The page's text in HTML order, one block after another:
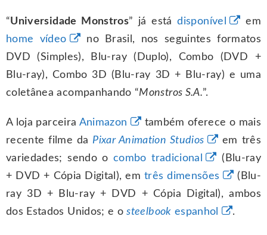
“Universidade Monstros” já estádisponível
em
home vídeo
no Brasil, nos seguintes formatos
DVD (Simples), Blu-ray (Duplo), Combo (DVD +
Blu-ray), Combo 3D (Blu-ray 3D + Blu-ray) e uma
coletânea acompanhando “Monstros S.A.”.
A loja parceira Animazon
também oferece o mais
recente filme da Pixar Animation Studios
em três
variedades; sendo ocombo tradicional
(Blu-ray
+ DVD + Cópia Digital), emtrês dimensões
(Blu-
ray 3D + Blu-ray + DVD + Cópia Digital), ambos
dos Estados Unidos; e osteelbook espanhol .